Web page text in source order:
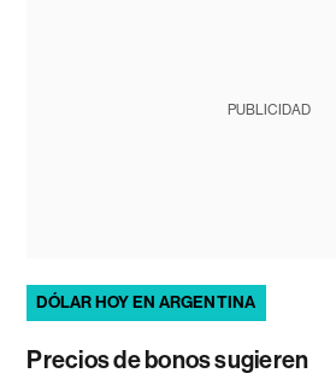
PUBLICIDAD
DÓLAR HOY EN ARGENTINA
Precios de bonos sugieren